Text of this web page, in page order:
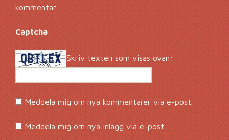
kommentar.
Captcha *
Skriv texten som visas ovan:
Meddela mig om nya kommentarer via e-post.
Meddela mig om nya inlägg via e-post.